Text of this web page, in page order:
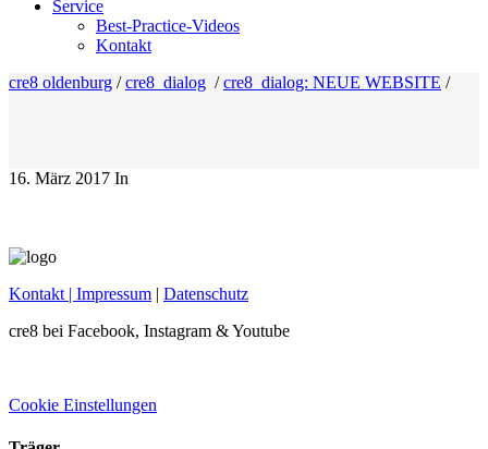
Service
Best-Practice-Videos
Kontakt
cre8 oldenburg /cre8_dialog /cre8_dialog: NEUE WEBSITE /
16. März 2017 In
Kontakt | Impressum | Datenschutz
cre8 bei Facebook, Instagram & Youtube
Cookie Einstellungen